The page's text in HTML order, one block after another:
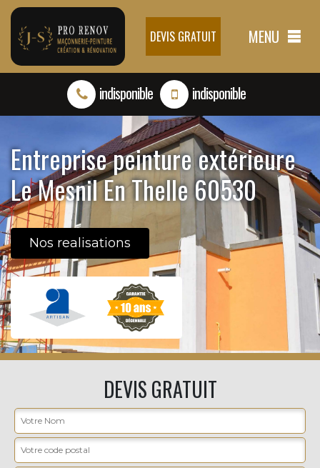
DEVIS GRATUIT MENU
indisponible indisponible
Entreprise peinture extérieure
Le Mesnil En Thelle 60530
Nos realisations
DEVIS GRATUIT